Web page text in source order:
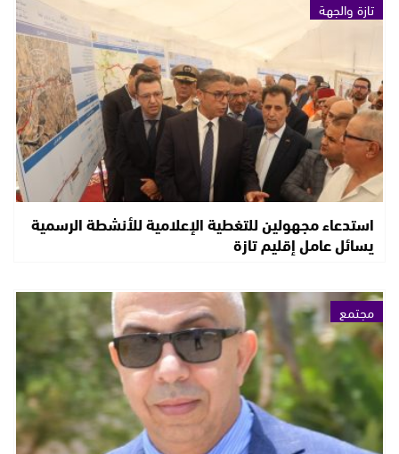
تازة والجهة
استدعاء مجهولين للتغطية الإعلامية للأنشطة الرسمية
يسائل عامل إقليم تازة
مجتمع